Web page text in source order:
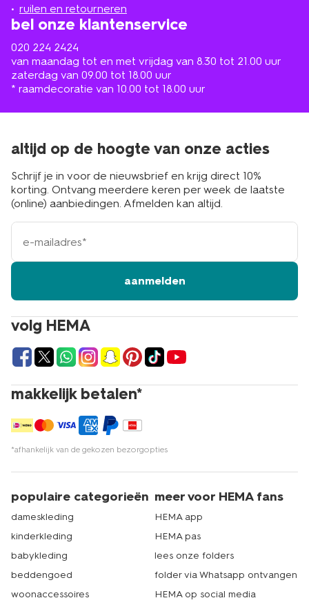
ruilen en retourneren
bel onze klantenservice
020 224 2424
van maandag tot en met vrijdag van 8.30 tot 21.00 uur
zaterdag van 09.00 tot 18.00 uur
* raamdecoratie van 10.00 tot 18.00 uur
buurt
volg HEMA
makkelijk betalen*
*afhankelijk van de gekozen bezorgopties
altijd op de hoogte van onze acties
Schrijf je in voor de nieuwsbrief en krijg direct 10%
korting. Ontvang meerdere keren per week de laatste
(online) aanbiedingen. Afmelden kan altijd.
e-
mailadres
aanmelden
populaire categorieën
dameskleding
kinderkleding
babykleding
beddengoed
woonaccessoires
meer voor HEMA fans
HEMA app
HEMA pas
lees onze folders
folder via Whatsapp ontvangen
HEMA op social media